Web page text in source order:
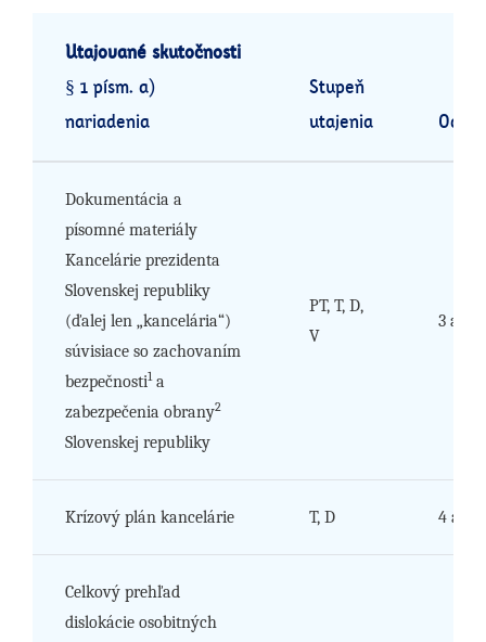
Utajované skutočnosti
§ 1 písm. a)
nariadenia
Stupeň
utajenia
Dokumentácia a
písomné materiály
Kancelárie prezidenta
Slovenskej republiky
(ďalej len „kancelária“)
súvisiace so zachovaním
bezpečnosti1a
zabezpečenia obrany2
Slovenskej republiky
PT, T, D,
V
3 až 6
Krízový plán kancelárie T, D 4 a 5
Celkový prehľad
dislokácie osobitných